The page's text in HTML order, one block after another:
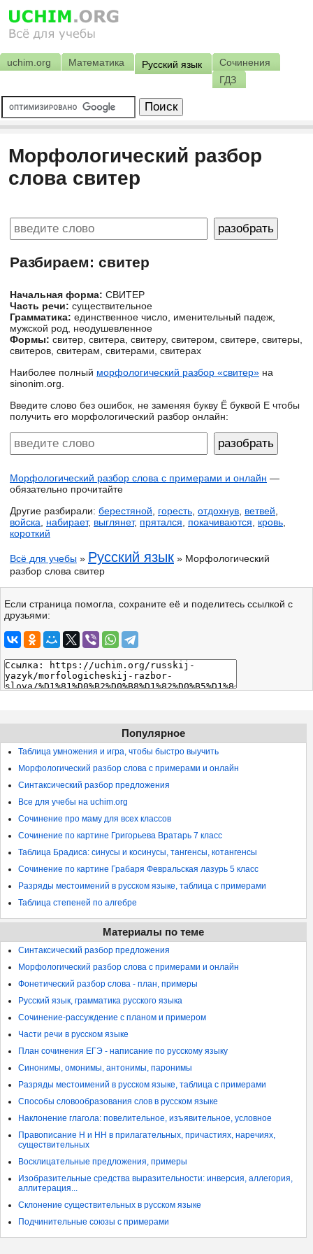
uchim.org Математика Русский язык
Сочинения
ГДЗ
Морфологический разбор
слова свитер
Разбираем: свитер
Начальная форма: СВИТЕР
Часть речи: существительное
Грамматика: единственное число, именительный падеж,
мужской род, неодушевленное
Формы: свитер, свитера, свитеру, свитером, свитере, свитеры,
свитеров, свитерам, свитерами, свитерах
Наиболее полный морфологический разбор «свитер» на
sinonim.org.
Введите слово без ошибок, не заменяя букву Ё буквой Е чтобы
получить его морфологический разбор онлайн:
Морфологический разбор слова с примерами и онлайн —
обязательно прочитайте
Другие разбирали: берестяной горесть отдохнув ветвей
войска
набирает, выглянет, прятался покачиваются кровь
короткий
Всё для учебы » Русский язык » Морфологический
разбор слова свитер
Если страница помогла, сохраните её и поделитесь ссылкой с
друзьями:
Популярное
Таблица умножения и игра, чтобы быстро выучить
Морфологический разбор слова с примерами и онлайн
Синтаксический разбор предложения
Все для учебы на uchim.org
Сочинение про маму для всех классов
Сочинение по картине Григорьева Вратарь 7 класс
Таблица Брадиса: синусы и косинусы, тангенсы, котангенсы
Сочинение по картине Грабаря Февральская лазурь 5 класс
Разряды местоимений в русском языке, таблица с примерами
Таблица степеней по алгебре
Материалы по теме
Синтаксический разбор предложения
Морфологический разбор слова с примерами и онлайн
Фонетический разбор слова - план, примеры
Русский язык, грамматика русского языка
Сочинение-рассуждение с планом и примером
Части речи в русском языке
План сочинения ЕГЭ - написание по русскому языку
Синонимы, омонимы, антонимы, паронимы
Разряды местоимений в русском языке, таблица с примерами
Способы словообразования слов в русском языке
Наклонение глагола: повелительное, изъявительное, условное
Правописание Н и НН в прилагательных, причастиях, наречиях,
существительных
Восклицательные предложения, примеры
Изобразительные средства выразительности: инверсия, аллегория,
аллитерация...
Склонение существительных в русском языке
Подчинительные союзы с примерами